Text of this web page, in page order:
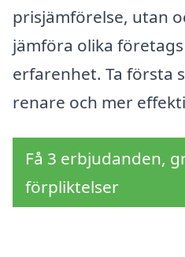
prisjämförelse, utan
jämföra olika
erfarenhet. Ta första
renare och mer
Få 3 erbjudanden,
förpliktelser